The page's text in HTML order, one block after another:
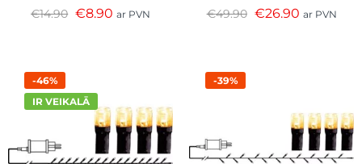
€14.90 €8.90 ar PVN €49.90 €26.90 ar PVN
-46%
IR VEIKALĀ
-39%